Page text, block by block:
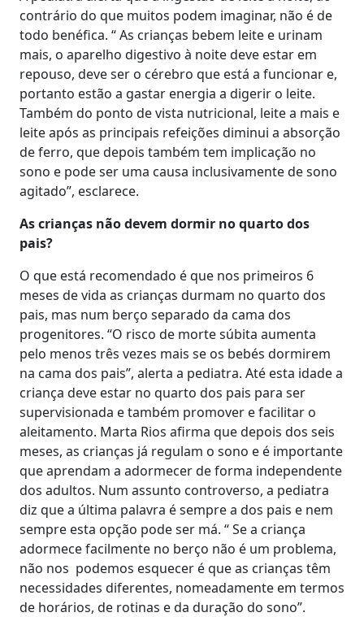
contrário do que muitos podem imaginar, não é de
todo benéfica. “ As crianças bebem leite e urinam
mais, o aparelho digestivo à noite deve estar em
repouso, deve ser o cérebro que está a funcionar e,
portanto estão a gastar energia a digerir o leite.
Também do ponto de vista nutricional, leite a mais e
leite após as principais refeições diminui a absorção
de ferro, que depois também tem implicação no
sono e pode ser uma causa inclusivamente de sono
agitado”, esclarece.
As crianças não devem dormir no quarto dos
pais?
O que está recomendado é que nos primeiros 6
meses de vida as crianças durmam no quarto dos
pais, mas num berço separado da cama dos
progenitores. “O risco de morte súbita aumenta
pelo menos três vezes mais se os bebés dormirem
na cama dos pais”, alerta a pediatra. Até esta idade a
criança deve estar no quarto dos pais para ser
supervisionada e também promover e facilitar o
aleitamento. Marta Rios afirma que depois dos seis
meses, as crianças já regulam o sono e é importante
que aprendam a adormecer de forma independente
dos adultos. Num assunto controverso, a pediatra
diz que a última palavra é sempre a dos pais e nem
sempre esta opção pode ser má. “ Se a criança
adormece facilmente no berço não é um problema,
não nos podemos esquecer é que as crianças têm
necessidades diferentes, nomeadamente em termos
de horários, de rotinas e da duração do sono”.